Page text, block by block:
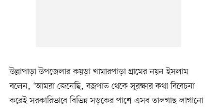
উল্লাপাড়া উপজেলার কয়ড়া খামারপাড়া গ্রামের নয়ন ইসলাম
বলেন, ‘আমরা জেনেছি, বজ্রপাত থেকে সুরক্ষার কথা বিবেচনা
করেই সরকারিভাবে বিভিন্ন সড়কের পাশে এসব তালগাছ লাগানো